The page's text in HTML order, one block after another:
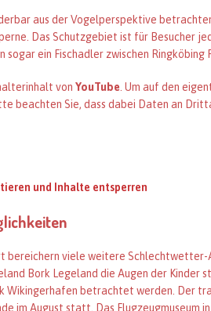
aus der Vogelperspektive
Das Schutzgebiet ist für Besucher
ein Fischadler zwischen Ringköbing
von YouTube . Um auf den
beachten Sie, dass dabei Daten an
und Inhalte entsperren
bereichern viele weitere
Bork Legeland die Augen der Kinder
Wikingerhafen betrachtet werden. Der
im August statt. Das Flugzeugmuseum